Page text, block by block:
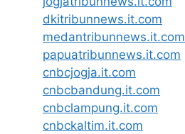
dkitribunnews.it.com
medantribunnews.it.com
papuatribunnews.it.com
cnbcjogja.it.com
cnbcbandung.it.com
cnbclampung.it.com
cnbckaltim.it.com